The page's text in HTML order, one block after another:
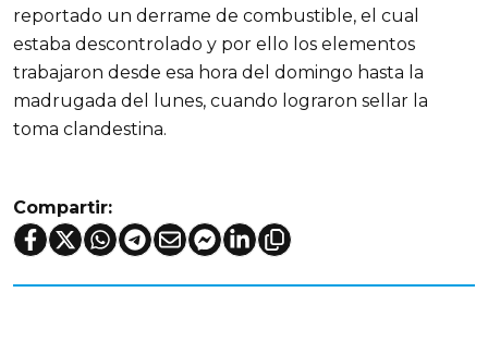
reportado un derrame de combustible, el cual
estaba descontrolado y por ello los elementos
trabajaron desde esa hora del domingo hasta la
madrugada del lunes, cuando lograron sellar la
toma clandestina.
Compartir: